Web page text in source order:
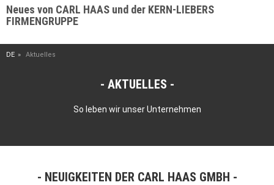
Neues von CARL HAAS und der KERN-LIEBERS
FIRMENGRUPPE
DE Aktuelles
AKTUELLES
So leben wir unser Unternehmen
NEUIGKEITEN DER CARL HAAS GMBH